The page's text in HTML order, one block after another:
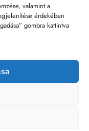
valamint a
érdekében
gombra kattintva